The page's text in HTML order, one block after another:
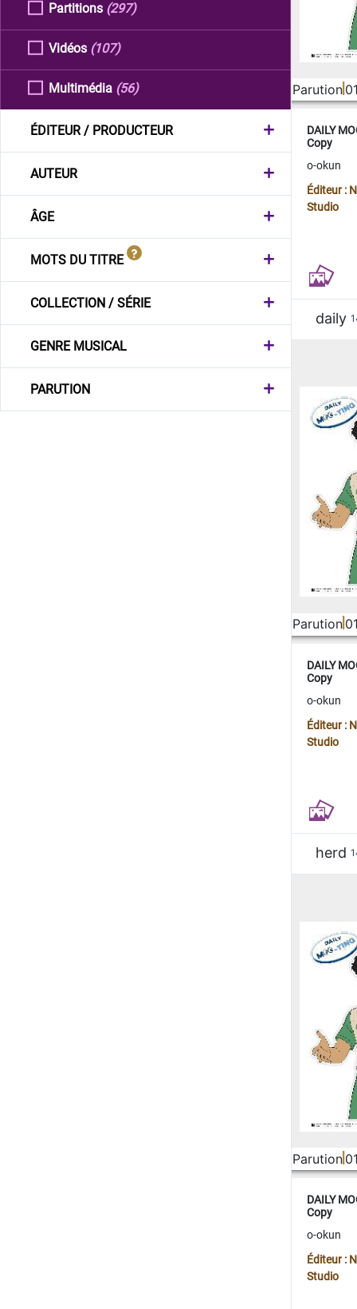
Partitions (297)
Vidéos (107)
Multimédia (56)
ÉDITEUR / PRODUCTEUR
AUTEUR
ÂGE
MOTS DU TITRE
COLLECTION / SÉRIE
GENRE MUSICAL
PARUTION
Parution
DAILY
Copy
o-okun
Éditeur :
Studio
daily
Parution
DAILY
Copy
o-okun
Éditeur :
Studio
herd
Parution
DAILY
Copy
o-okun
Éditeur :
Studio